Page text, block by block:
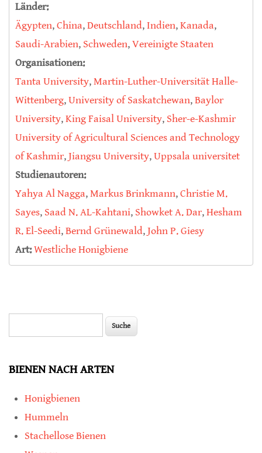
Länder:
Ägypten,China,Deutschland,Indien,Kanada,
Saudi-Arabien, Schweden,Vereinigte Staaten
Organisationen:
Tanta University,Martin-Luther-Universität Halle-
Wittenberg,University of Saskatchewan,Baylor
University,King Faisal University, Sher-e-Kashmir
University of Agricultural Sciences and Technology
of Kashmir,Jiangsu University,Uppsala universitet
Studienautoren:
Yahya Al Nagga,Markus Brinkmann,Christie M.
Sayes, Saad N. AL-Kahtani, Showket A. Dar,Hesham
R. El-Seedi,Bernd Grünewald,John P. Giesy
Art:Westliche Honigbiene
BIENEN NACH ARTEN
Honigbienen
Hummeln
Stachellose Bienen